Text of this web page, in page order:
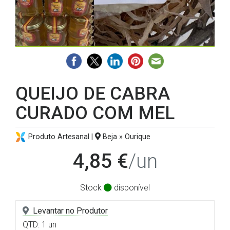
QUEIJO DE CABRA
CURADO COM MEL
Produto Artesanal | Beja » Ourique
4,85 €/un
Stock disponível
Levantar no Produtor
QTD: 1 un